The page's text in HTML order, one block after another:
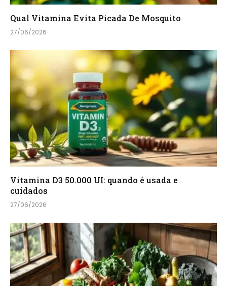
Qual Vitamina Evita Picada De Mosquito
27/06/2026
Vitamina D3 50.000 UI: quando é usada e
cuidados
27/06/2026